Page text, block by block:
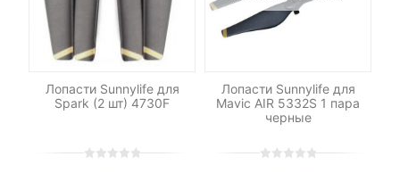
Лопасти Sunnylife для
Spark (2 шт) 4730F
Лопасти Sunnylife для
Mavic AIR 5332S 1 пара
черные